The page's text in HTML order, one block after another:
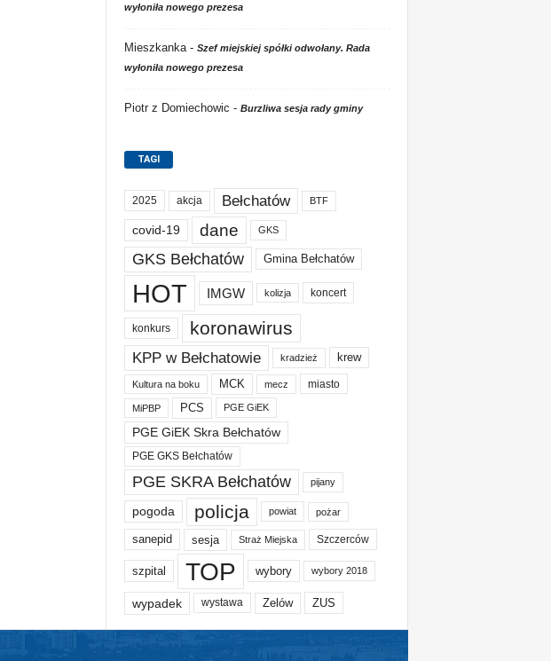
wyłoniła nowego prezesa
Mieszkanka- Szef miejskiej spółki odwołany. Rada
wyłoniła nowego prezesa
Piotr z Domiechowic - Burzliwa sesja rady gminy
TAGI
2025 akcja Bełchatów BTF
covid-19 dane GKS
GKS Bełchatów Gmina Bełchatów
HOT IMGW kolizja koncert
konkurs koronawirus
KPP w Bełchatowie kradzież krew
Kultura na boku MCK mecz miasto
MiPBP PCS PGE GiEK
PGE GiEK Skra Bełchatów
PGE GKS Bełchatów
PGE SKRA Bełchatów pijany
pogoda policja powiat pożar
sanepid sesja Straż Miejska Szczerców
szpital TOP wybory wybory 2018
wypadek wystawa Zelów ZUS